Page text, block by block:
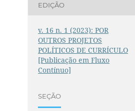
EDIÇÃO
v. 16 n. 1 (2023): POR
OUTROS PROJETOS
POLÍTICOS DE CURRÍCULO
[Publicação em Fluxo
Contínuo]
SEÇÃO